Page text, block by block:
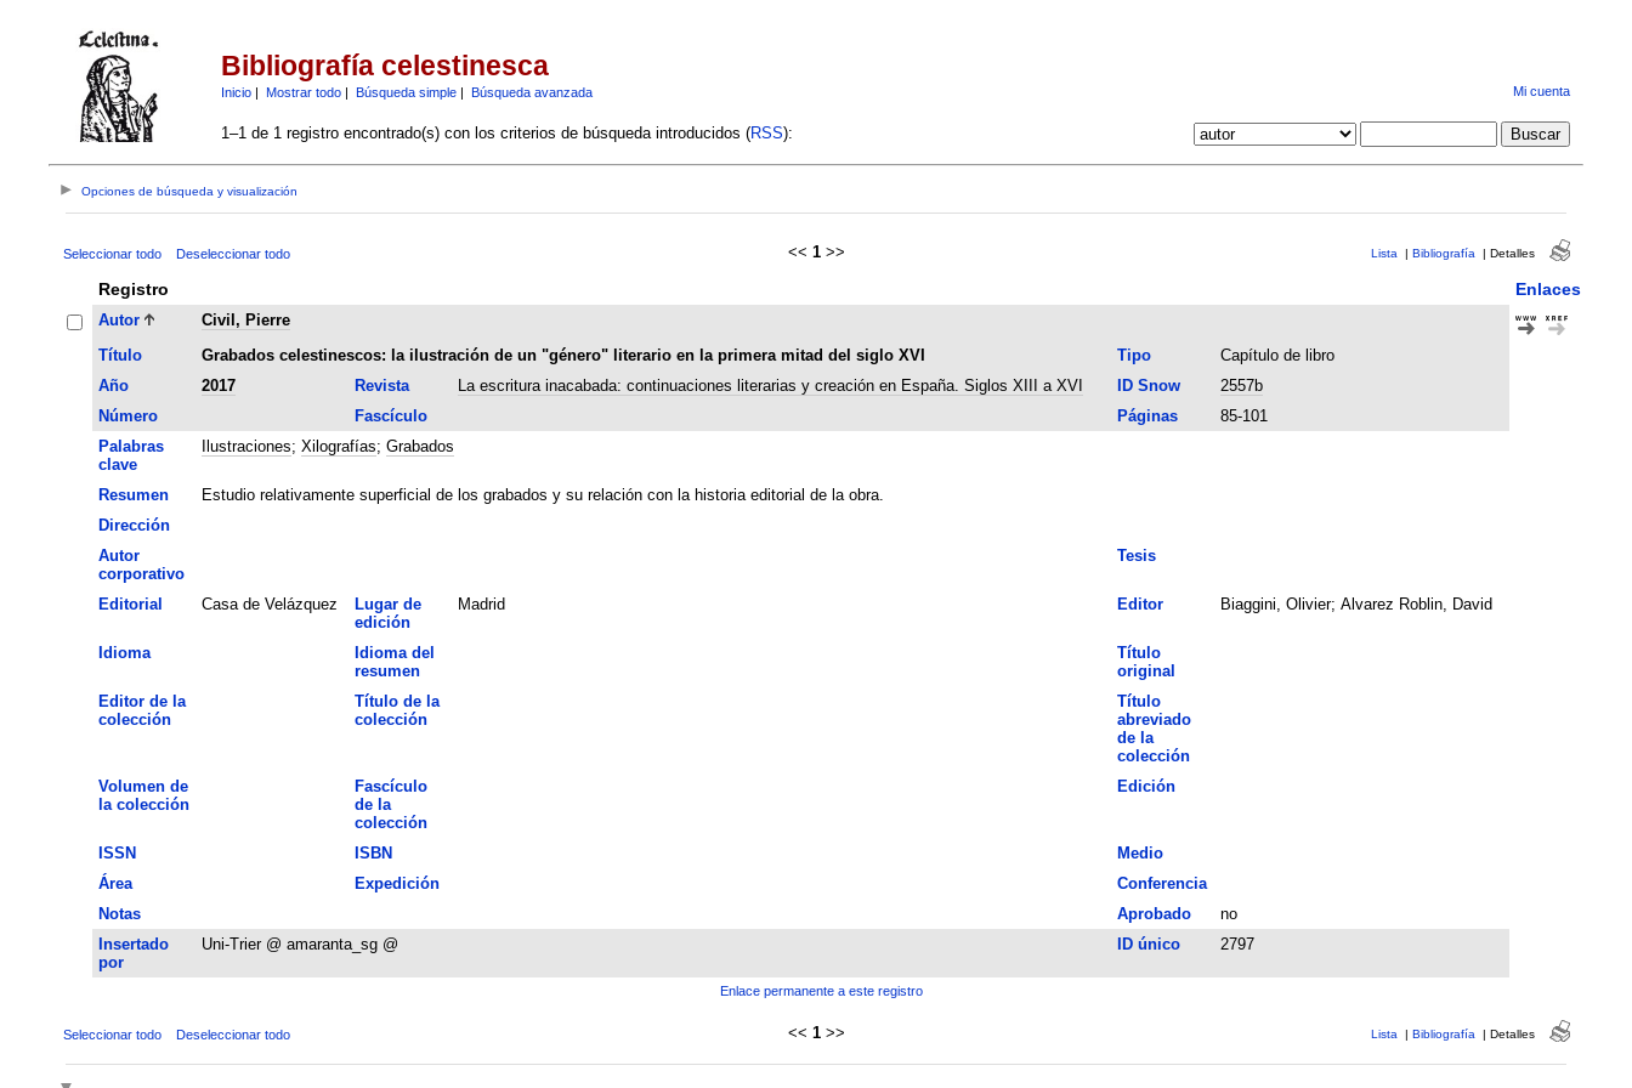
Bibliografía celestinesca
Inicio| Mostrar todo| Búsqueda simple| Búsqueda avanzada Mi cuenta
1–1 de 1 registro encontrado(s) con los criterios de búsqueda introducidos (RSS):
Opciones de búsqueda y visualización
Seleccionar todo Deseleccionar todo << 1 >> Lista | Bibliografía | Detalles
Registro Enlaces
Autor
Civil, Pierre
Título
Grabados celestinescos: la ilustración de un "género" literario en la primera mitad del siglo XVI Tipo
Capítulo de libro
Año
2017 Revista La escritura inacabada: continuaciones literarias y creación en España. Siglos XIII a XVI ID Snow
2557b
Número
Fascículo Páginas
85-101
Palabras
clave
Ilustraciones; Xilografías; Grabados
Resumen
Estudio relativamente superficial de los grabados y su relación con la historia editorial de la obra.
Dirección
Autor
corporativo
Tesis
Editorial Casa de Velázquez
Lugar de
edición
Madrid Editor Biaggini, Olivier; Alvarez Roblin, David
Idioma
Idioma del
resumen
Título
original
Editor de la
colección
Título de la
colección
Título
abreviado
de la
colección
Volumen de
la colección
Fascículo
de la
colección
Edición
ISSN ISBN
Medio
Área
Expedición
Conferencia
Notas
Aprobado
no
Insertado
por
Uni-Trier @ amaranta_sg @ ID único 2797
Enlace permanente a este registro
Seleccionar todo Deseleccionar todo << 1 >> Lista | Bibliografía | Detalles